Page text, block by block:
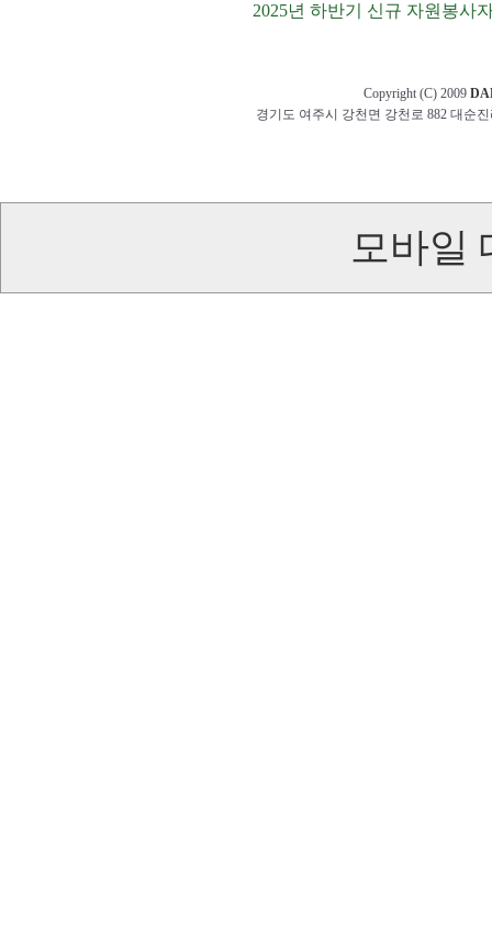
2025년 하반기 신규 자원봉사
Copyright (C) 2009
경기도 여주시 강천면 강천로 882 대순진
모바일